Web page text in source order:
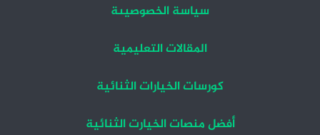
سياسة الخصوصيىة
المقالات التعليمية
كورسات الخيارات الثنائية
أفضل منصات الخيارت الثنائية